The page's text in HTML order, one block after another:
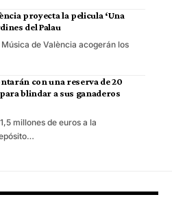
proyecta la pelicula ‘Una
del Palau
de València acogerán los
con una reserva de 20
blindar a sus ganaderos
millones de euros a la